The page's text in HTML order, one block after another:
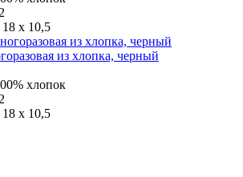
18 х 10,5
из хлопка, черный
хлопок
18 х 10,5